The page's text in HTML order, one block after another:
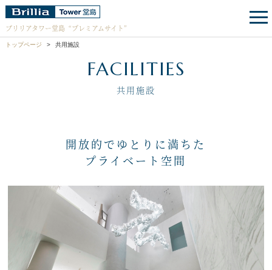
ブリリアタワー堂島 “プレミアムサイト”
トップページ 共用施設
FACILITIES
共用施設
開放的でゆとりに満ちた
プライベート空間